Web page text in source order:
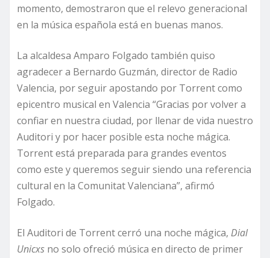
momento, demostraron que el relevo generacional
en la música española está en buenas manos.
La alcaldesa Amparo Folgado también quiso
agradecer a Bernardo Guzmán, director de Radio
Valencia, por seguir apostando por Torrent como
epicentro musical en Valencia “Gracias por volver a
confiar en nuestra ciudad, por llenar de vida nuestro
Auditori y por hacer posible esta noche mágica.
Torrent está preparada para grandes eventos
como este y queremos seguir siendo una referencia
cultural en la Comunitat Valenciana”, afirmó
Folgado.
El Auditori de Torrent cerró una noche mágica, Dial
Unicxs no solo ofreció música en directo de primer